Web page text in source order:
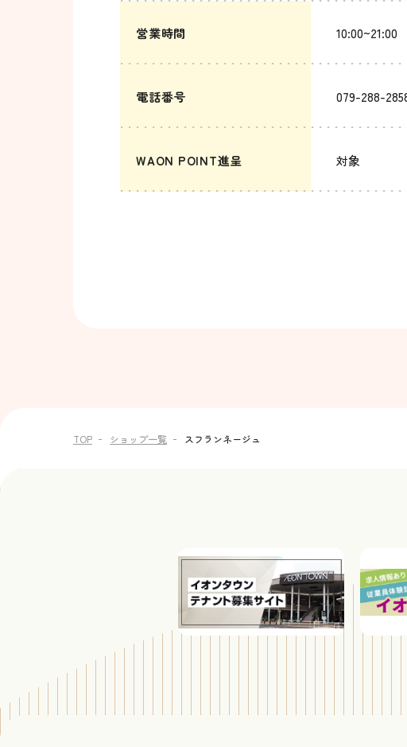
営業時間 10:00~21:00
電話番号 079-288-
WAON POINT進呈 対象
TOP ショップ一覧 スフランネージュ